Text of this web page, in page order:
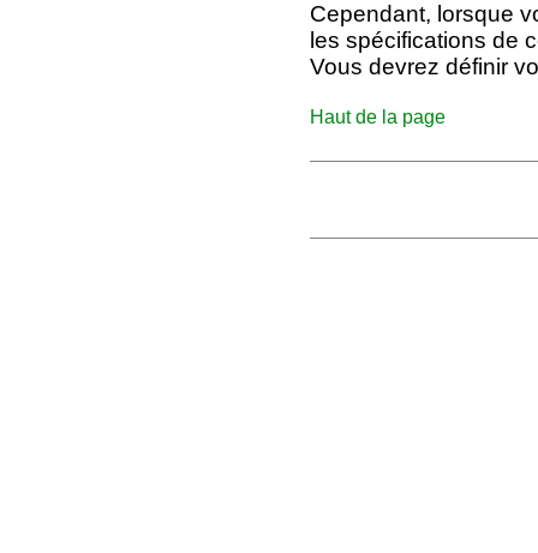
Cependant, lorsque
les spécifications de
Vous devrez définir
Haut de la page